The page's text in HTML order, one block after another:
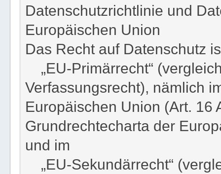
Datenschutzrichtlinie und
Europäischen Union
Das Recht auf Datenschutz
„EU-Primärrecht“
Verfassungsrecht), nämlich
Europäischen Union (Art. 16
Grundrechtecharta der
und im
„EU-Sekundärrecht“